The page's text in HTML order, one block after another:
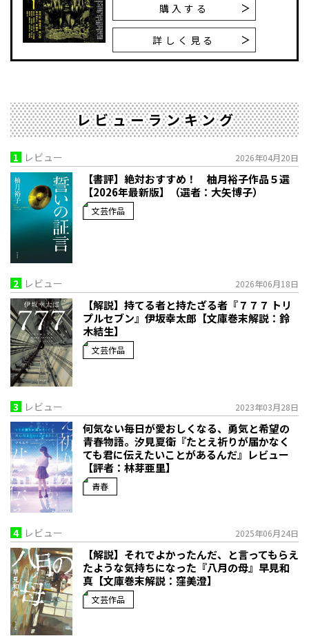
購入する
詳しく見る
レビューランキング
1 レビュー 2026年04月20日
【書評】絶対おすすめ！ 柚月裕子作品５選
【2026年最新版】（選者：大矢博子）
文芸作品
2 レビュー 2026年06月18日
【解説】持てる者と持たざる者――『７７７ トリ
プルセブン』伊坂幸太郎【文庫巻末解説：鈴
木結生】
文芸作品
3 レビュー 2023年03月28日
何気ない毎日が愛おしくなる、勇気と希望の
青春物語。――汐見夏衛『たとえ祈りが届かなく
ても君に伝えたいことがあるんだ』レビュー
【評者：林芽亜里】
青春
4 レビュー 2025年06月24日
【解説】それでよかったんだ、と言ってもらえ
たような気持ちになった――『八月の母』早見和
真【文庫巻末解説：窪美澄】
文芸作品